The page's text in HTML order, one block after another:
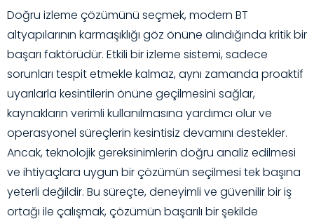
Doğru izleme çözümünü seçmek, modern BT
altyapılarının karmaşıklığı göz önüne alındığında kritik bir
başarı faktörüdür. Etkili bir izleme sistemi, sadece
sorunları tespit etmekle kalmaz, aynı zamanda proaktif
uyarılarla kesintilerin önüne geçilmesini sağlar,
kaynakların verimli kullanılmasına yardımcı olur ve
operasyonel süreçlerin kesintisiz devamını destekler.
Ancak, teknolojik gereksinimlerin doğru analiz edilmesi
ve ihtiyaçlara uygun bir çözümün seçilmesi tek başına
yeterli değildir. Bu süreçte, deneyimli ve güvenilir bir iş
ortağı ile çalışmak, çözümün başarılı bir şekilde